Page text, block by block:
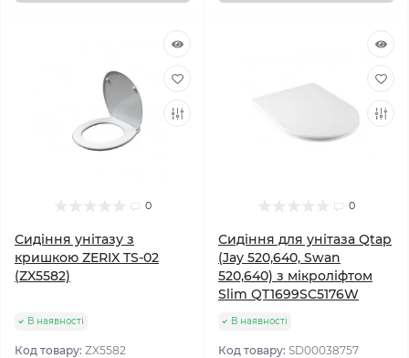
0
Сидіння унітазу з
кришкою ZERIX TS-02
(ZX5582)
В наявності
Код товару: ZX5582
0
Сидіння для унітаза Qtap
(Jay 520,640, Swan
520,640) з мікроліфтом
Slim QT1699SC5176W
В наявності
Код товару: SD00038757